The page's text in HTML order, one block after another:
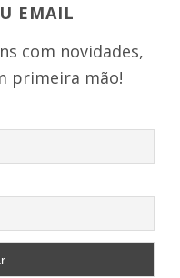
EMAIL
com novidades,
primeira mão!